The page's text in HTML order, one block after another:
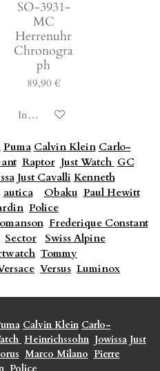
SO-3931-
MC
Herrenuhr
Chronogra
ph
89,90 €
In den Warenkorb
Puma Calvin Klein Carlo-
Raptor Just Watch GC
Just Cavalli Kenneth
autica Obaku Paul Hewitt
Police
Frederique Constant
Sector
Swiss Alpine
Tommy
Versus Luminox
Calvin Klein Carlo-
Heinrichssohn Jowissa Just
Marco Milano Pierre